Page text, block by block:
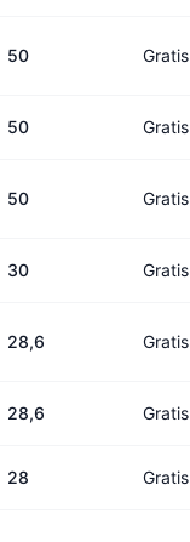
50 Gratis
50 Gratis
50 Gratis
30 Gratis
28,6 Gratis
28,6 Gratis
28 Gratis